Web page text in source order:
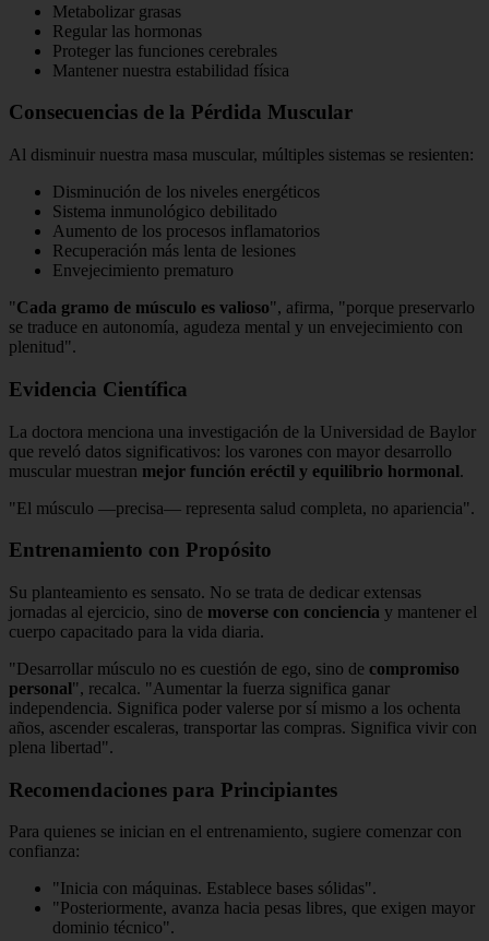
Metabolizar grasas
Regular las hormonas
Proteger las funciones cerebrales
Mantener nuestra estabilidad física
Consecuencias de la Pérdida Muscular
Al disminuir nuestra masa muscular, múltiples sistemas se resienten:
Disminución de los niveles energéticos
Sistema inmunológico debilitado
Aumento de los procesos inflamatorios
Recuperación más lenta de lesiones
Envejecimiento prematuro
"Cada gramo de músculo es valioso", afirma, "porque preservarlo
se traduce en autonomía, agudeza mental y un envejecimiento con
plenitud".
Evidencia Científica
La doctora menciona una investigación de la Universidad de Baylor
que reveló datos significativos: los varones con mayor desarrollo
muscular muestran mejor función eréctil y equilibrio hormonal.
"El músculo —precisa— representa salud completa, no apariencia".
Entrenamiento con Propósito
Su planteamiento es sensato. No se trata de dedicar extensas
jornadas al ejercicio, sino de moverse con conciencia y mantener el
cuerpo capacitado para la vida diaria.
"Desarrollar músculo no es cuestión de ego, sino de compromiso
personal", recalca. "Aumentar la fuerza significa ganar
independencia. Significa poder valerse por sí mismo a los ochenta
años, ascender escaleras, transportar las compras. Significa vivir con
plena libertad".
Recomendaciones para Principiantes
Para quienes se inician en el entrenamiento, sugiere comenzar con
confianza:
"Inicia con máquinas. Establece bases sólidas".
"Posteriormente, avanza hacia pesas libres, que exigen mayor
dominio técnico".